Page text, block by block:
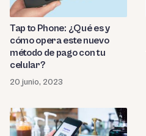
Tap to Phone: ¿Qué es y
cómo opera este nuevo
método de pago con tu
celular?
20 junio, 2023